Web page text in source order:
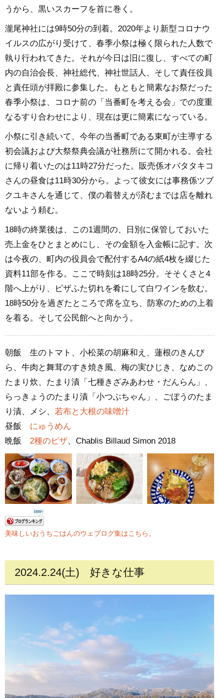
うから、黒いスカーフを首に巻く。
瀧尾神社には9時50分の到着。2020年より新型コロナウ
イルスの広がり受けて、春季小祭は極く限られた人数で
執り行われてきた。それが今日は旧に復し、すべての町
内の自治会長、神社総代、神社世話人、そして責任役員
と責任頭が拝殿に参集した。もともと簡素なお祭だった
春季小祭は、コロナ前の「当番町を考える会」での度重
なるすり合わせにより、現在は更に簡素になっている。
小祭に引き続いて、今年の当番町である東町が主導する
初会議および大祭祭典会議が社務所にて開かれる。会社
に帰り着いたのは11時27分だった。販売係オバタタキコ
さんの昼食は11時30分から。よって彼女には事務係ツブ
クユキさんを通じて、僕の着替えが済むまでは店を離れ
ないよう頼む。
18時の終業後は、この1週間の、日別に保管しておいた
売上金をひとまとめにし、その金額を入金帳に記す。次
は今夜の、町内の役員会で配付するA4の紙4枚を綴じた
資料11部を作る。ここで時刻は18時25分。そそくさと4
階へ上がり、ピザふた切れを肴にして白ワインを飲む。
18時50分を過ぎたところで席を立ち、防寒のための上着
を着る。そして公民館へと向かう。
朝飯 生のトマト、小松菜の胡麻和え、蓮根のきんぴ
ら、牛肉と舞茸のすき焼き風、梅の実ひじき、なめこの
たまり炊、たまり漬「七種きざみあわせ・だんらん」、
らっきょうのたまり漬「小つぶちゃん」、ごぼうのたま
り漬、メシ、 若布と大根の味噌汁
昼飯 にゅうめん
晩飯 2種のピザ、Chablis Billaud Simon 2018
美味しいおうちごはんのウェブログ集はこちら。
2024.2.24(土) 好きな仕事